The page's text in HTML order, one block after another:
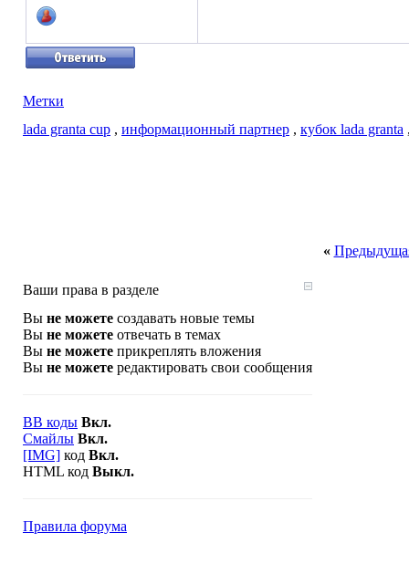
Метки
lada granta cup , информационный партнер , кубок lada granta
«
Ваши права в разделе
Вы не можете создавать новые темы
Вы не можете отвечать в темах
Вы не можете прикреплять вложения
Вы не можете редактировать свои сообщения
BB коды Вкл.
Смайлы Вкл.
[IMG] код Вкл.
HTML код Выкл.
Правила форума